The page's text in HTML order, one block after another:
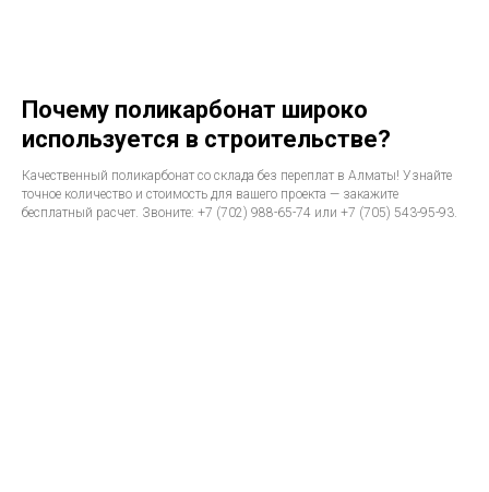
Почему поликарбонат широко
используется в строительстве?
Качественный поликарбонат со склада без переплат в Алматы! Узнайте
точное количество и стоимость для вашего проекта — закажите
бесплатный расчет. Звоните: +7 (702) 988-65-74 или +7 (705) 543-95-93.